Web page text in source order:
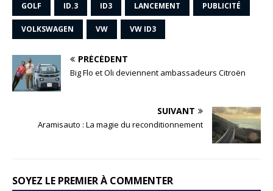
GOLF ID.3 ID3 LANCEMENT PUBLICITÉ
VOLKSWAGEN VW VW ID3
PRÉCÉDENT
Big Flo et Oli deviennent ambassadeurs Citroën
SUIVANT
Aramisauto : La magie du reconditionnement
SOYEZ LE PREMIER À COMMENTER